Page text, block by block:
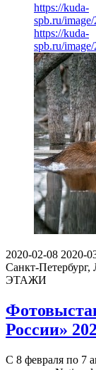
https://kuda-
spb.ru/
https://kuda-
spb.ru/
2020-02-08 2020-
Санкт-Петербург,
ЭТАЖИ
России»
С 8 февраля по 7